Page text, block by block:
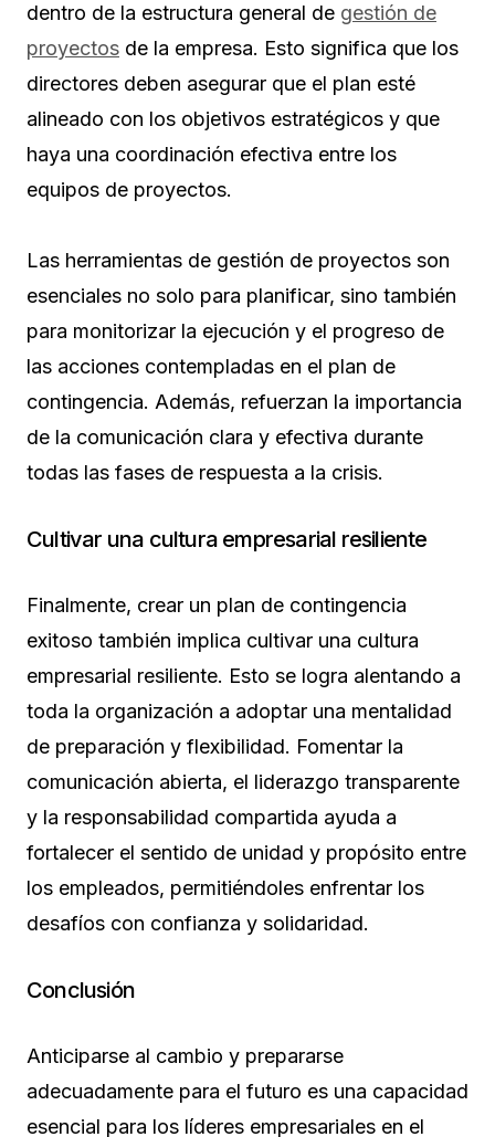
dentro de la estructura general de gestión de
proyectos de la empresa. Esto significa que los
directores deben asegurar que el plan esté
alineado con los objetivos estratégicos y que
haya una coordinación efectiva entre los
equipos de proyectos.
Las herramientas de gestión de proyectos son
esenciales no solo para planificar, sino también
para monitorizar la ejecución y el progreso de
las acciones contempladas en el plan de
contingencia. Además, refuerzan la importancia
de la comunicación clara y efectiva durante
todas las fases de respuesta a la crisis.
Cultivar una cultura empresarial resiliente
Finalmente, crear un plan de contingencia
exitoso también implica cultivar una cultura
empresarial resiliente. Esto se logra alentando a
toda la organización a adoptar una mentalidad
de preparación y flexibilidad. Fomentar la
comunicación abierta, el liderazgo transparente
y la responsabilidad compartida ayuda a
fortalecer el sentido de unidad y propósito entre
los empleados, permitiéndoles enfrentar los
desafíos con confianza y solidaridad.
Conclusión
Anticiparse al cambio y prepararse
adecuadamente para el futuro es una capacidad
esencial para los líderes empresariales en el